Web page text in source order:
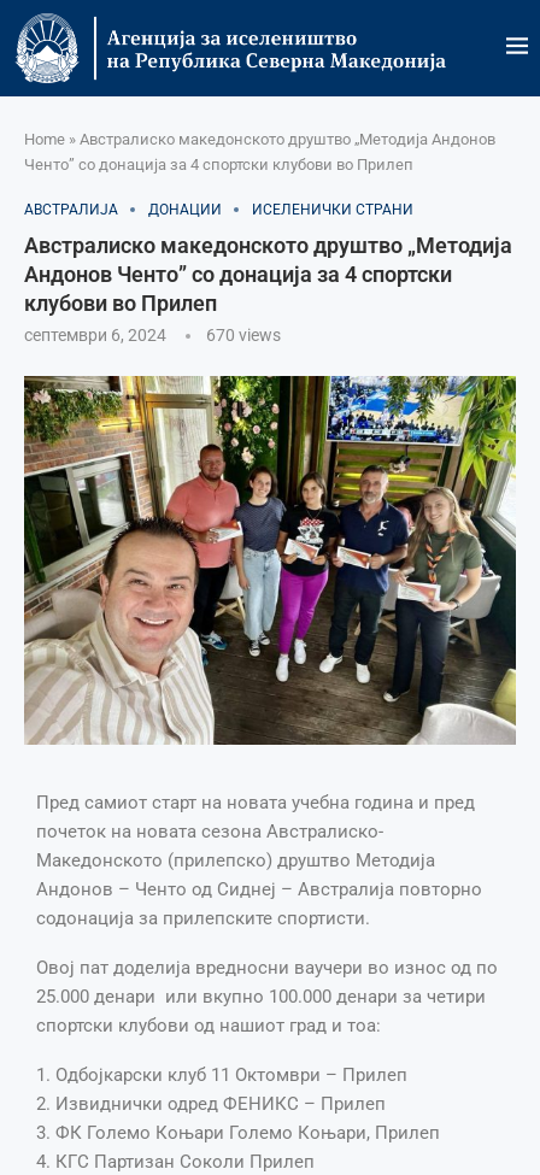
Home » Австралиско македонското друштво „Методија Андонов
Ченто” со донација за 4 спортски клубови во Прилеп
АВСТРАЛИЈА ДОНАЦИИ ИСЕЛЕНИЧКИ СТРАНИ
Австралиско македонското друштво „Методија
Андонов Ченто” со донација за 4 спортски
клубови во Прилеп
септември 6, 2024 670 views
Пред самиот старт на новата учебна година и пред
почеток на новата сезона Австралиско-
Македонското (прилепско) друштво Методија
Андонов – Ченто од Сиднеј – Австралија повторно
содонација за прилепските спортисти.
Овој пат доделија вредносни ваучери во износ од по
25.000 денари или вкупно 100.000 денари за четири
спортски клубови од нашиот град и тоа:
1. Одбојкарски клуб 11 Октомври – Прилеп
2. Извиднички одред ФЕНИКС – Прилеп
3. ФК Големо Коњари Големо Коњари, Прилеп
4. КГС Партизан Соколи Прилеп